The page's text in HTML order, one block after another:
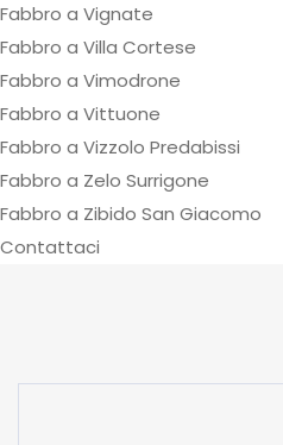
Fabbro a Vignate
Fabbro a Villa Cortese
Fabbro a Vimodrone
Fabbro a Vittuone
Fabbro a Vizzolo Predabissi
Fabbro a Zelo Surrigone
Fabbro a Zibido San Giacomo
Contattaci